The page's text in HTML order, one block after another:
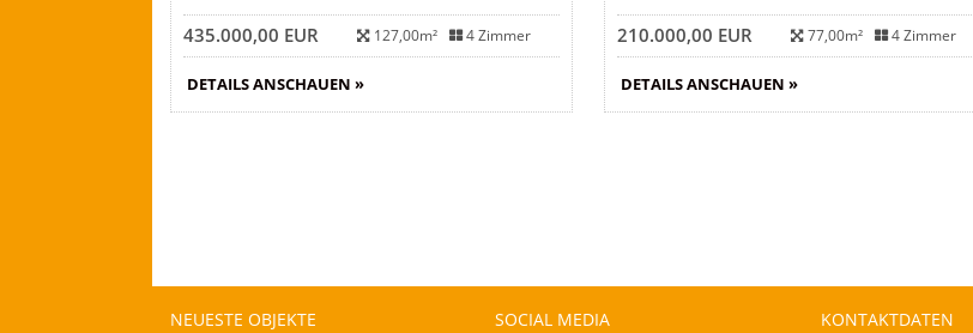
435.000,00 EUR 127,00m² 4 Zimmer
DETAILS ANSCHAUEN »
210.000,00 EUR 77,00m² 4 Zimmer
DETAILS ANSCHAUEN »
NEUESTE OBJEKTE SOCIAL MEDIA KONTAKTDATEN